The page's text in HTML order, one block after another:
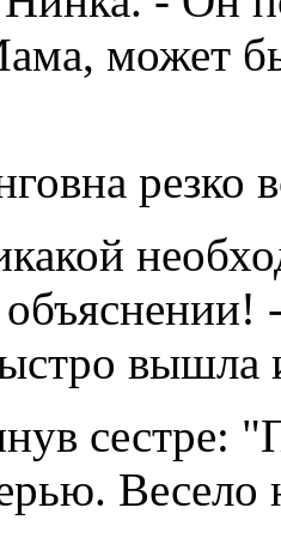
может
резко
вышла
сестре: